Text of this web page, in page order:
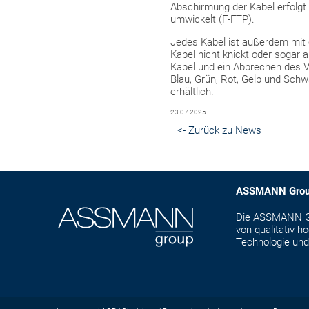
Abschirmung der Kabel
umwickelt (F-FTP).
Jedes Kabel ist außerdem
Kabel nicht knickt oder sogar
Kabel und ein Abbrechen des
Blau, Grün, Rot, Gelb und
erhältlich.
23.07.2025
<- Zurück zu News
ASSMANN
Die ASSMANN
von qualitativ
Technologie